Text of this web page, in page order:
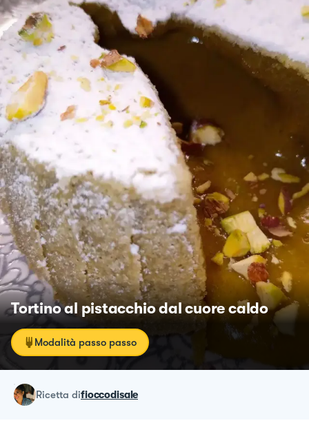
Tortino al pistacchio dal cuore caldo
Modalità passo passo
ricetta difioccodisale